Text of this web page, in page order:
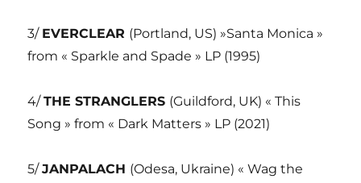
3/ EVERCLEAR (Portland, US) »Santa Monica »
from « Sparkle and Spade » LP (1995)
4/THE STRANGLERS (Guildford, UK) « This
Song » from « Dark Matters » LP (2021)
5/JANPALACH (Odesa, Ukraine) « Wag the